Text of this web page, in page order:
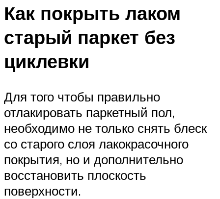
Как покрыть лаком
старый паркет без
циклевки
Для того чтобы правильно
отлакировать паркетный пол,
необходимо не только снять блеск
со старого слоя лакокрасочного
покрытия, но и дополнительно
восстановить плоскость
поверхности.